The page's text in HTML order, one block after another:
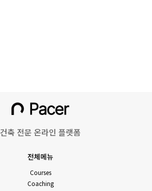
건축 전문 온라인 플랫폼
전체메뉴
Courses
Coaching